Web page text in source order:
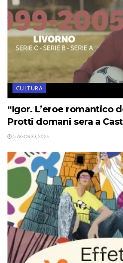
CULTURA
“Igor. L’eroe romantico
Protti domani sera a
5 AGOSTO, 2026